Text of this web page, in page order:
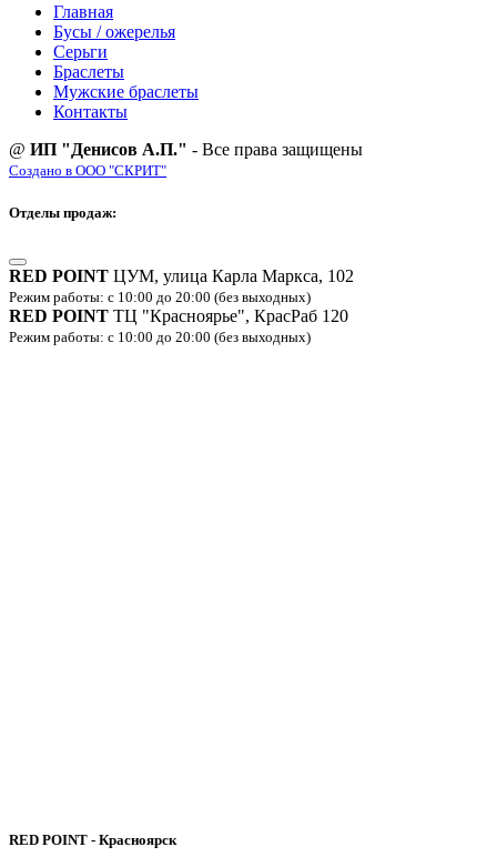
Главная
Бусы / ожерелья
Серьги
Браслеты
Мужские браслеты
Контакты
@ ИП "Денисов А.П." - Все права защищены
Создано в ООО "СКРИТ"
Отделы продаж:
RED POINT ЦУМ, улица Карла Маркса, 102
Режим работы: с 10:00 до 20:00 (без выходных)
RED POINT ТЦ "Красноярье", КрасРаб 120
Режим работы: с 10:00 до 20:00 (без выходных)
RED POINT - Красноярск